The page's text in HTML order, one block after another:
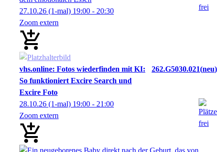
27.10.26 (1-mal) 19:00 - 20:30
Zoom extern
vhs.online: Fotos wiederfinden mit KI:
So funktioniert Excire Search und
Excire Foto
262.G5030.021 neu
28.10.26 (1-mal) 19:00 - 21:00
Zoom extern